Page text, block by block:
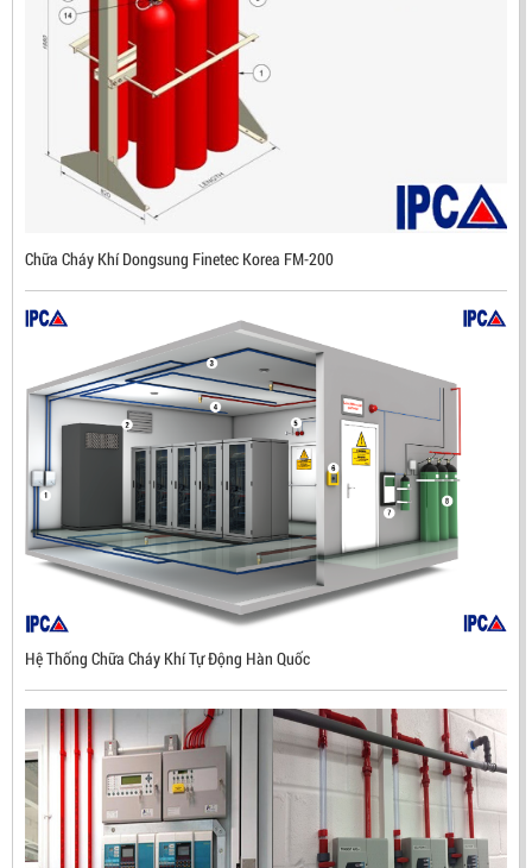
ĐẦU BÁO LỬA CHỐNG NỔ IR3- DX500 (MEKASENTRON
KOREA)
LIÊN HỆ
Mã sản phẩm: DX500
ĐẦU BÁO LỬA CHỐNG NỔ UV/IR- UX300 –
MEKASENTRON KOREA
LIÊN HỆ
Chữa Cháy Khí Dongsung Finetec Korea FM-200
Hệ Thống Chữa Cháy Khí Tự Động Hàn Quốc